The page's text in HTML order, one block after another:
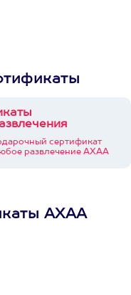
сертификат
развлечение АХАА
АХАА